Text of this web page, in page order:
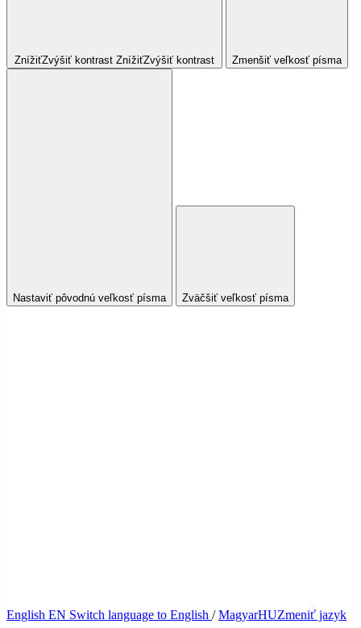
ZnížiťZvýšiť kontrast ZnížiťZvýšiť kontrast Zmenšiť veľkosť písma
Nastaviť pôvodnú veľkosť písma Zväčšiť veľkosť písma
English EN Switch language to English /MagyarHUZmeniť jazyk